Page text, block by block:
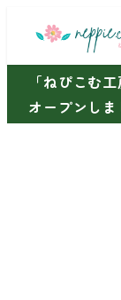
ン
ン
「ねぴこむ
オープンしま